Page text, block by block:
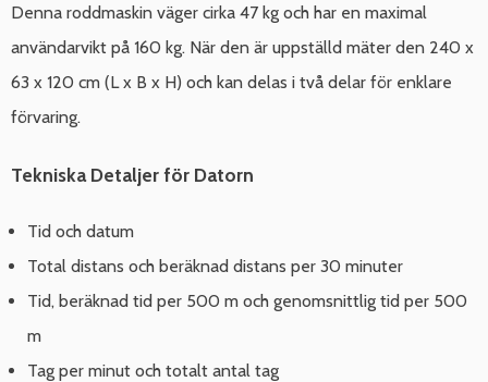
Denna roddmaskin väger cirka 47 kg och har en maximal
användarvikt på 160 kg. När den är uppställd mäter den 240 x
63 x 120 cm (L x B x H) och kan delas i två delar för enklare
förvaring.
Tekniska Detaljer för Datorn
Tid och datum
Total distans och beräknad distans per 30 minuter
Tid, beräknad tid per 500 m och genomsnittlig tid per 500
m
Tag per minut och totalt antal tag